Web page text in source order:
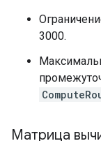
3000.
Матрица